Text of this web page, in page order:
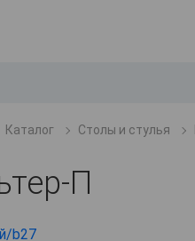
Каталог Столы и стулья
П